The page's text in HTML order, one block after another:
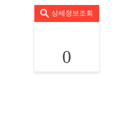
상세정보조회
0